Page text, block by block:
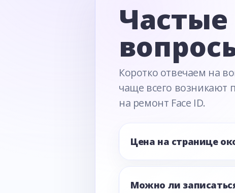
Частые
Коротко отвечаем на
чаще всего возникают
на ремонт Face ID.
Цена на странице
Можно ли